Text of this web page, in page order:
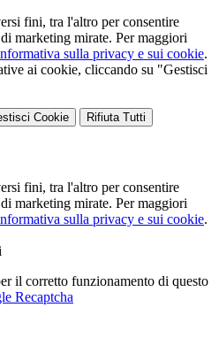
fini, tra l'altro per consentire
marketing mirate. Per maggiori
sulla privacy e sui cookie.
ai cookie, cliccando su "Gestisci
Cookie Rifiuta Tutti
fini, tra l'altro per consentire
marketing mirate. Per maggiori
sulla privacy e sui cookie.
il corretto funzionamento di questo
Recaptcha